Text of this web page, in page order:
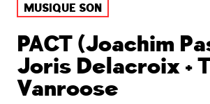
MUSIQUE SON
PACT (Joachim
Joris Delacroix +
Vanroose